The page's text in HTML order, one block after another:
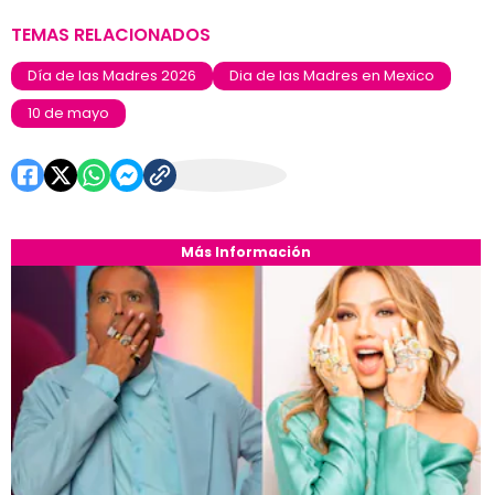
Más Información
TEMAS RELACIONADOS
Día de las Madres 2026
Dia de las Madres en Mexico
10 de mayo